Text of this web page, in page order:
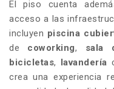
El piso cuenta
acceso a las
incluyen piscina
de coworking, sala
bicicletas, lavandería
crea una experiencia